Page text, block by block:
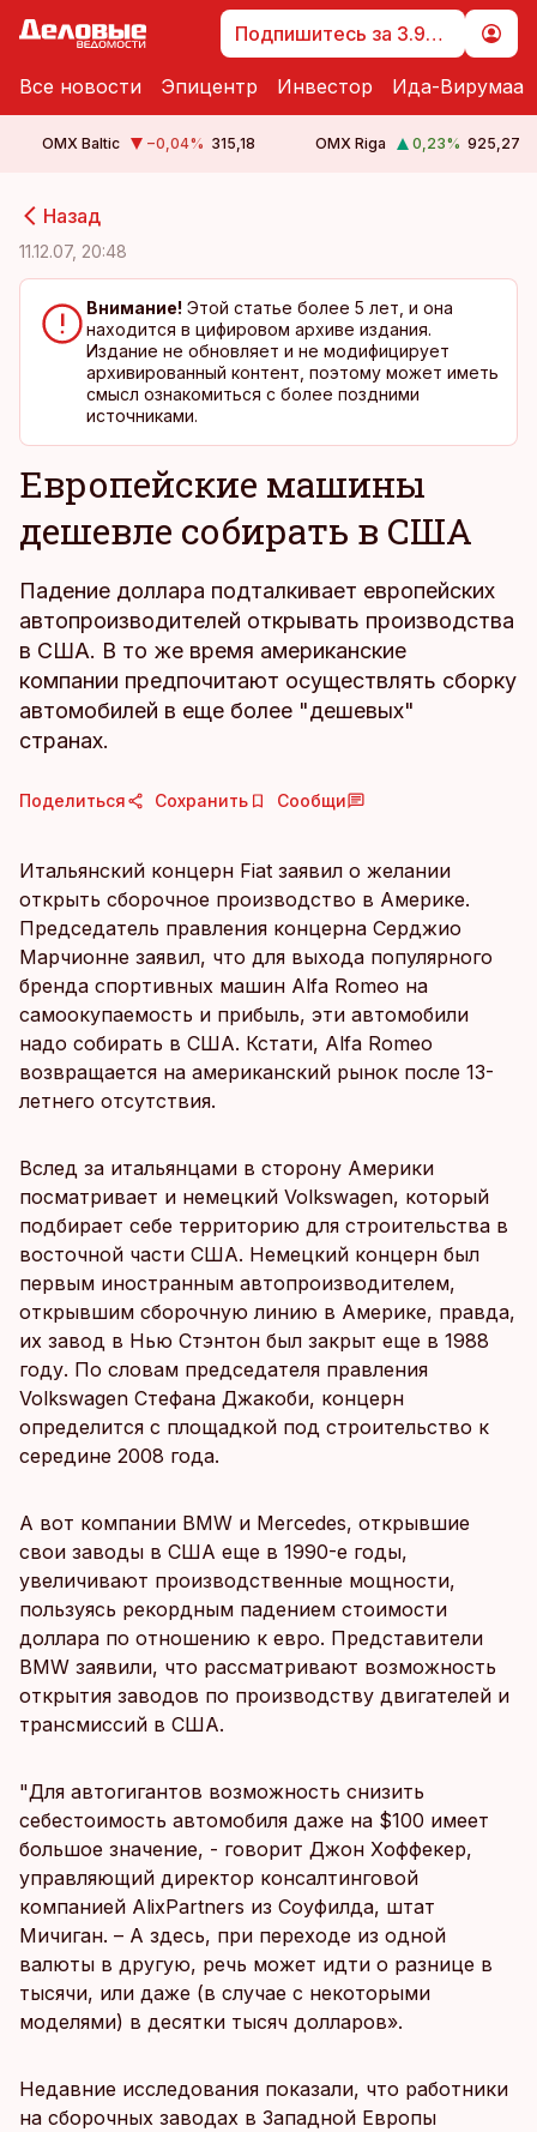
Подпишитесь за 3.99 €
Все новости Эпицентр Инвестор Ида-Вирумаа
OMX Baltic −0,04% 315,18 OMX Riga 0,23% 925,27
Назад
11.12.07, 20:48
Внимание! Этой статье более 5 лет, и она
находится в цифировом архиве издания.
Издание не обновляет и не модифицирует
архивированный контент, поэтому может иметь
смысл ознакомиться с более поздними
источниками.
Европейские машины
дешевле собирать в США
Падение доллара подталкивает европейских
автопроизводителей открывать производства
в США. В то же время американские
компании предпочитают осуществлять сборку
автомобилей в еще более "дешевых"
странах.
Поделиться Сохранить Сообщи
Итальянский концерн Fiat заявил о желании
открыть сборочное производство в Америке.
Председатель правления концерна Серджио
Марчионне заявил, что для выхода популярного
бренда спортивных машин Alfa Romeo на
самоокупаемость и прибыль, эти автомобили
надо собирать в США. Кстати, Alfa Romeo
возвращается на американский рынок после 13-
летнего отсутствия.
Вслед за итальянцами в сторону Америки
посматривает и немецкий Volkswagen, который
подбирает себе территорию для строительства в
восточной части США. Немецкий концерн был
первым иностранным автопроизводителем,
открывшим сборочную линию в Америке, правда,
их завод в Нью Стэнтон был закрыт еще в 1988
году. По словам председателя правления
Volkswagen Стефана Джакоби, концерн
определится с площадкой под строительство к
середине 2008 года.
А вот компании BMW и Mercedes, открывшие
свои заводы в США еще в 1990-е годы,
увеличивают производственные мощности,
пользуясь рекордным падением стоимости
доллара по отношению к евро. Представители
BMW заявили, что рассматривают возможность
открытия заводов по производству двигателей и
трансмиссий в США.
"Для автогигантов возможность снизить
себестоимость автомобиля даже на $100 имеет
большое значение, - говорит Джон Хоффекер,
управляющий директор консалтинговой
компанией AlixPartners из Соуфилда, штат
Мичиган. – А здесь, при переходе из одной
валюты в другую, речь может идти о разнице в
тысячи, или даже (в случае с некоторыми
моделями) в десятки тысяч долларов».
Недавние исследования показали, что работники
на сборочных заводах в Западной Европы